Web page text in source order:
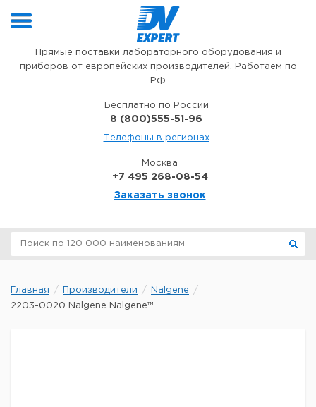
Прямые поставки лабораторного оборудования и
приборов от европейских производителей. Работаем по
РФ
Бесплатно по России
8 (800)555-51-96
Телефоны в регионах
Москва
+7 495 268-08-54
Заказать звонок
Главная Производители
Nalgene
2203-0020 Nalgene Nalgene™...